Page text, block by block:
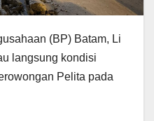
(BP) Batam, Li
langsung kondisi
Pelita pada